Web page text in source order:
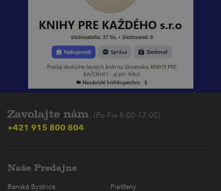
Zavolajte nám (Po-Pia 8:00-17:00)
+421 915 800 804
Naše Predajne
Banská Bystrica
Piešťany